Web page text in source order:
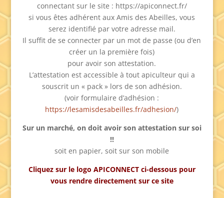
connectant sur le site : https://apiconnect.fr/
si vous êtes adhérent aux Amis des Abeilles, vous
serez identifié par votre adresse mail.
Il suffit de se connecter par un mot de passe (ou d’en
créer un la première fois)
pour avoir son attestation.
L’attestation est accessible à tout apiculteur qui a
souscrit un « pack » lors de son adhésion.
(voir formulaire d’adhésion :
https://lesamisdesabeilles.fr/adhesion/)
Sur un marché, on doit avoir son attestation sur soi
!!
soit en papier, soit sur son mobile
Cliquez sur le logo APICONNECT ci-dessous pour
vous rendre directement sur ce site